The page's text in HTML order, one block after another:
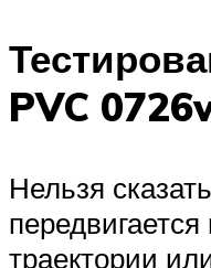
PVC
Нельзя
траектории